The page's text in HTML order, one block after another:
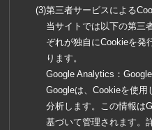
第三者サービスによる
当サイトでは以下の第三
ぞれが独自にCookieを発
ります。
Google Analytics：
Googleは、Cookieを使用
分析します。この情報は
基づいて管理されます。